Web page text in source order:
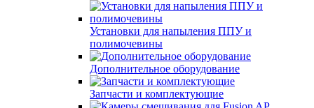
Установки для напыления ППУ и
полимочевины
Дополнительное оборудование
Запчасти и комплектующие